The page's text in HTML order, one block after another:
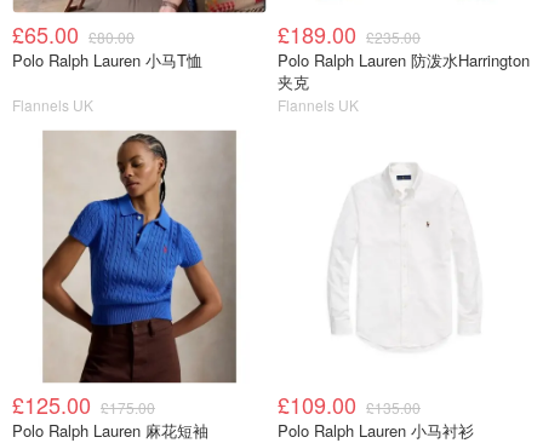
£65.00 £80.00
Polo Ralph Lauren 小马T恤
Flannels UK
£189.00 £235.00
Polo Ralph Lauren 防泼水Harrington
夹克
Flannels UK
£125.00 £175.00
Polo Ralph Lauren 麻花短袖
£109.00 £135.00
Polo Ralph Lauren 小马衬衫